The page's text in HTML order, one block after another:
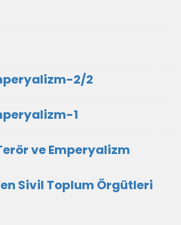
2/2
1
ve Emperyalizm
Sivil Toplum Örgütleri